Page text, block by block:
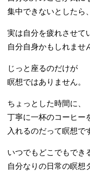
集中できないとしたら、
実は自分を疲れさせて
自分自身かもしれませ
じっと座るのだけが
瞑想ではありません。
ちょっとした時間に、
丁寧に一杯のコーヒー
入れるのだって瞑想で
いつでもどこでもでき
自分なりの日常の瞑想